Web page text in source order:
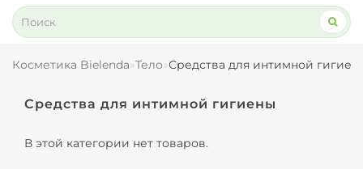
Косметика Bielenda Тело Средства для интимной
Средства для интимной гигиены
В этой категории нет товаров.